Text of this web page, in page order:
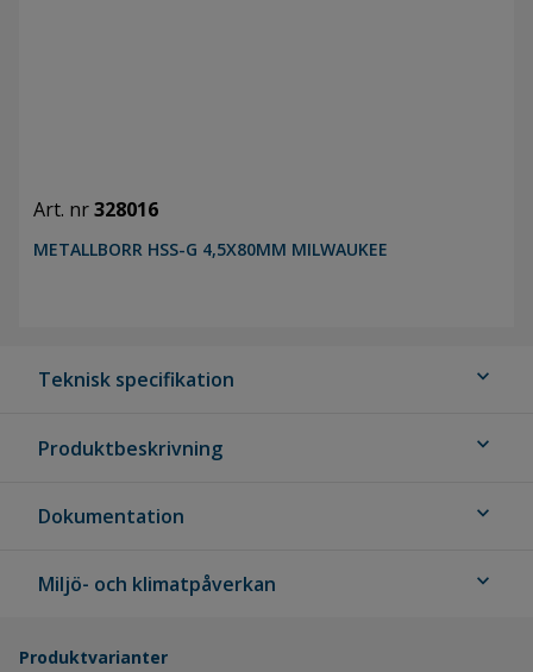
Art. nr328016
METALLBORR HSS-G 4,5X80MM MILWAUKEE
Teknisk specifikation expand_more
Produktbeskrivning expand_more
Dokumentation expand_more
Miljö- och klimatpåverkan expand_more
Produktvarianter